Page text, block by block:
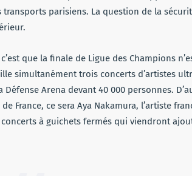
parisiens. La question de la
que la finale de Ligue des Champions
simultanément trois concerts d’artistes
Arena devant 40 000 personnes.
France, ce sera Aya Nakamura, l’artiste
à guichets fermés qui viendront